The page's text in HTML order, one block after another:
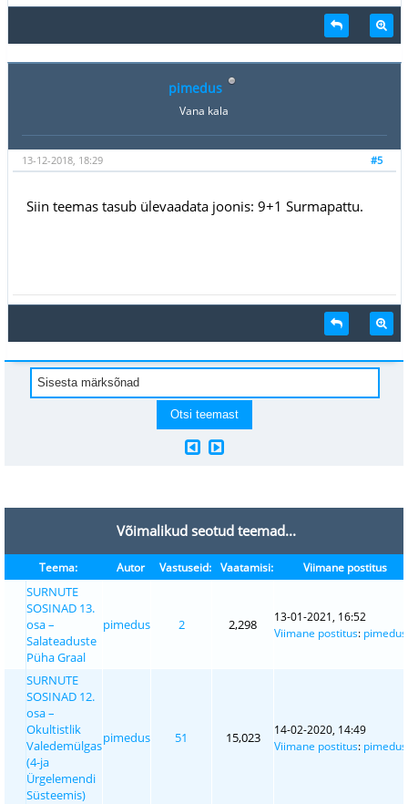
pimedus
Vana kala
#5
13-12-2018, 18:29
Siin teemas tasub ülevaadata joonis: 9+1 Surmapattu.
Võimalikud seotud teemad...
Teema: Autor Vastuseid: Vaatamisi: Viimane postitus
SURNUTE
SOSINAD 13.
osa –
Salateaduste
Püha Graal
pimedus 2 2,298
13-01-2021, 16:52
Viimane postitus: pimedus
SURNUTE
SOSINAD 12.
osa –
Okultistlik
Valedemülgas
(4-ja
Ürgelemendi
Süsteemis)
pimedus 51 15,023
14-02-2020, 14:49
Viimane postitus: pimedus